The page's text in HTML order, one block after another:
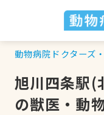
動物病院ドクターズ
旭川四条駅(
の獣医・動